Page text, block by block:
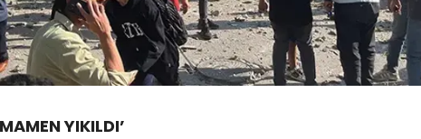
YIKILDI’